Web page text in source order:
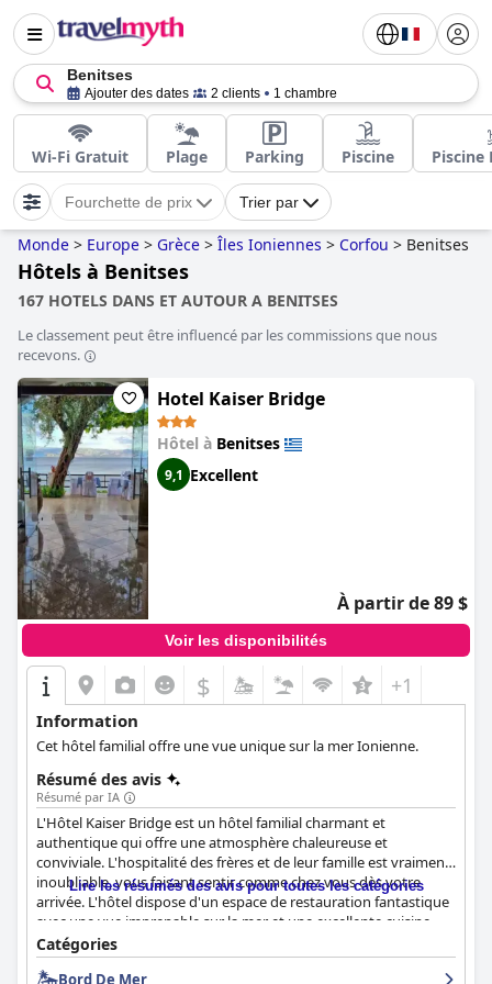
Benitses
Ajouter des dates 2 clients 1 chambre
Wi-Fi Gratuit Plage Parking Piscine Piscine
Fourchette de prix Trier par
Monde > Europe > Grèce > Îles Ioniennes > Corfou > Benitses
Hôtels à Benitses
167 HOTELS DANS ET AUTOUR A BENITSES
Le classement peut être influencé par les commissions que nous
recevons.
Hotel Kaiser Bridge
Hôtel à Benitses
9,1 Excellent
À partir de 89 $
Voir les disponibilités
$ +1
Information
Cet hôtel familial offre une vue unique sur la mer Ionienne.
Résumé des avis
Résumé par IA
L'Hôtel Kaiser Bridge est un hôtel familial charmant et
authentique qui offre une atmosphère chaleureuse et
conviviale. L'hospitalité des frères et de leur famille est vraiment
inoubliable, vous faisant sentir comme chez vous dès votre
arrivée. L'hôtel dispose d'un espace de restauration fantastique
avec une vue imprenable sur la mer et une excellente cuisine
locale. Bien qu'il soit idéal pour les couples, l'hôtel accueille tout
le monde, y compris les amis voyageant ensemble. La plage
Lire les résumés des avis pour toutes les catégories
Catégories
Bord De Mer